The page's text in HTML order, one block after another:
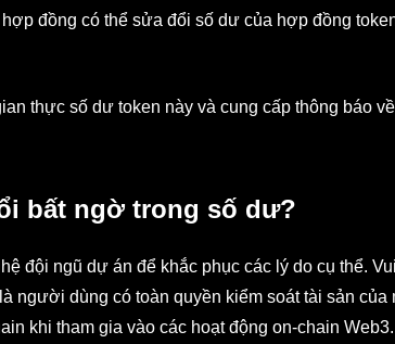
đồng có thể sửa đổi số dư của hợp đồng
thực số dư token này và cung cấp thông báo
bất ngờ trong số dư?
đội ngũ dự án để khắc phục các lý do cụ thể.
người dùng có toàn quyền kiểm soát tài sản
khi tham gia vào các hoạt động on-chain